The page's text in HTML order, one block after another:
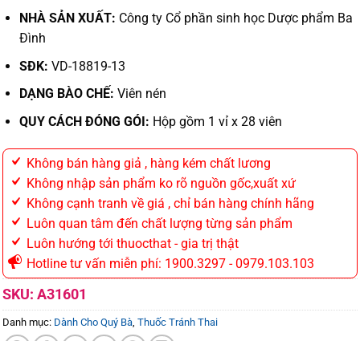
NHÀ SẢN XUẤT: Công ty Cổ phần sinh học Dược phẩm Ba
Đình
SĐK: VD-18819-13
DẠNG BÀO CHẾ: Viên nén
QUY CÁCH ĐÓNG GÓI: Hộp gồm 1 vỉ x 28 viên
Không bán hàng giả , hàng kém chất lương
Không nhập sản phẩm ko rõ nguồn gốc,xuất xứ
Không cạnh tranh về giá , chỉ bán hàng chính hãng
Luôn quan tâm đến chất lượng từng sản phẩm
Luôn hướng tới thuocthat - gia trị thật
Hotline tư vấn miễn phí: 1900.3297 - 0979.103.103
SKU: A31601
Danh mục: Dành Cho Quý Bà Thuốc Tránh Thai